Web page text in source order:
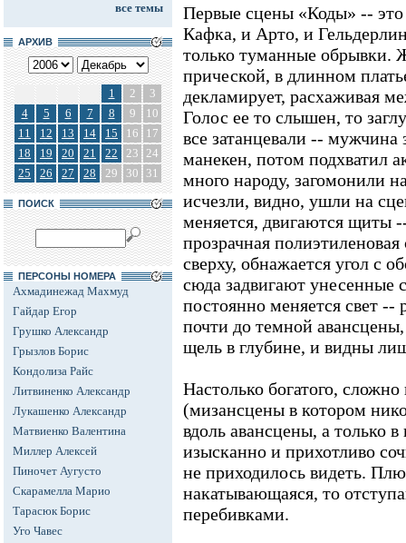
все темы
АРХИВ
1 2
3
4
5 6 7 8 9
10
11
12 13 14 15 16
17
18
19 20 21 22 23 24
25
26 27 28 29 30 31
ПОИСК
ПЕРСОНЫ НОМЕРА
Ахмадинежад Махмуд
Гайдар Егор
Грушко Александр
Грызлов Борис
Кондолиза Райс
Литвиненко Александр
Лукашенко Александр
Матвиенко Валентина
Миллер Алексей
Пиночет Аугусто
Скарамелла Марио
Тарасюк Борис
Уго Чавес
Первые сцены «Коды» --
Кафка, и Арто, и
только туманные обрывки.
прической, в длинном
декламирует, расхаживая
Голос ее то слышен, то
все затанцевали --
манекен, потом подхватил
много народу, загомонили
исчезли, видно, ушли на
меняется, двигаются щиты
прозрачная полиэтиленовая
сверху, обнажается угол с
сюда задвигают унесенные
постоянно меняется свет --
почти до темной
щель в глубине, и видны
Настолько богатого,
(мизансцены в котором
вдоль авансцены, а только
изысканно и прихотливо
не приходилось видеть.
накатывающаяся, то
перебивками.